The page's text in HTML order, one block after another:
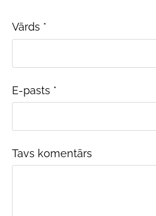
Vārds *
E-pasts *
Tavs komentārs